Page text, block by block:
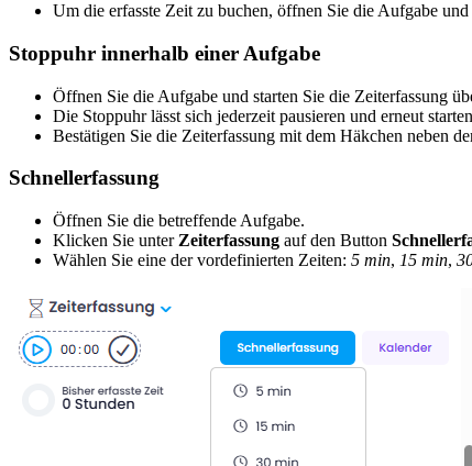
Um die erfasste Zeit zu buchen, öffnen Sie die Aufgabe
Stoppuhr innerhalb einer Aufgabe
Öffnen Sie die Aufgabe und starten Sie die Zeiterfassung
Die Stoppuhr lässt sich jederzeit pausieren und erneut
Bestätigen Sie die Zeiterfassung mit dem Häkchen neben
Schnellerfassung
Öffnen Sie die betreffende Aufgabe.
Klicken Sie unter Zeiterfassung auf den Button
Wählen Sie eine der vordefinierten Zeiten: 5 min, 15 min,